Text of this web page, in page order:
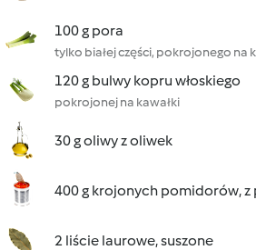
100 g pora
tylko białej części, pokrojonego na
120 g bulwy kopru włoskiego
pokrojonej na kawałki
30 g oliwy z oliwek
400 g krojonych pomidorów, z
2 liście laurowe, suszone